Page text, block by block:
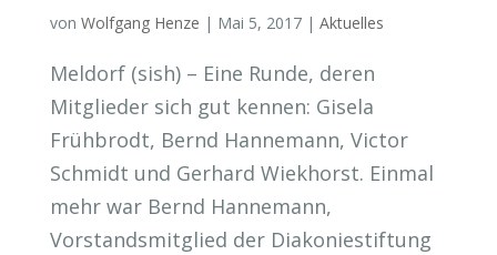
von Wolfgang Henze | Mai 5, 2017| Aktuelles
Meldorf (sish) – Eine Runde, deren
Mitglieder sich gut kennen: Gisela
Frühbrodt, Bernd Hannemann, Victor
Schmidt und Gerhard Wiekhorst. Einmal
mehr war Bernd Hannemann,
Vorstandsmitglied der Diakoniestiftung